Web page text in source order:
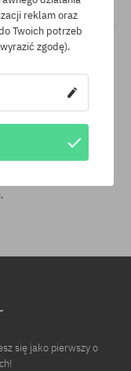
się jako pierwszy o
reklam oraz
Twoich potrzeb
zgodę).